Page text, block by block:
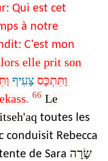
Qui est cet
à notre
C'est mon
elle prit son
צָּעִיף וַתִּתְכָּס
. 66 Le
toutes les
conduisit Rebecca
de Sara שָׂרָה